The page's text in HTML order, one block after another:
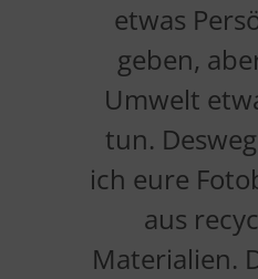
etwas
geben,
Umwelt
tun.
ich eure
aus
Materialien.